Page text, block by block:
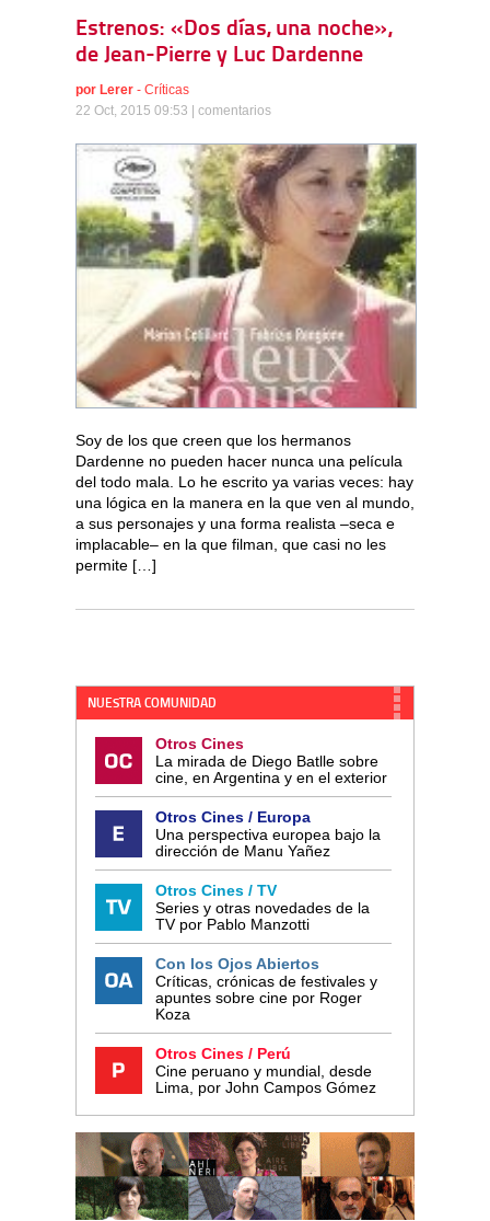
Estrenos: «Dos días, una noche»,
de Jean-Pierre y Luc Dardenne
por Lerer - Críticas
22 Oct, 2015 09:53 | comentarios
Soy de los que creen que los hermanos
Dardenne no pueden hacer nunca una película
del todo mala. Lo he escrito ya varias veces: hay
una lógica en la manera en la que ven al mundo,
a sus personajes y una forma realista –seca e
implacable– en la que filman, que casi no les
permite […]
NUESTRA COMUNIDAD
Otros Cines
La mirada de Diego Batlle sobre
cine, en Argentina y en el exterior
Otros Cines / Europa
Una perspectiva europea bajo la
dirección de Manu Yañez
Otros Cines / TV
Series y otras novedades de la
TV por Pablo Manzotti
Con los Ojos Abiertos
Críticas, crónicas de festivales y
apuntes sobre cine por Roger
Koza
Otros Cines / Perú
Cine peruano y mundial, desde
Lima, por John Campos Gómez